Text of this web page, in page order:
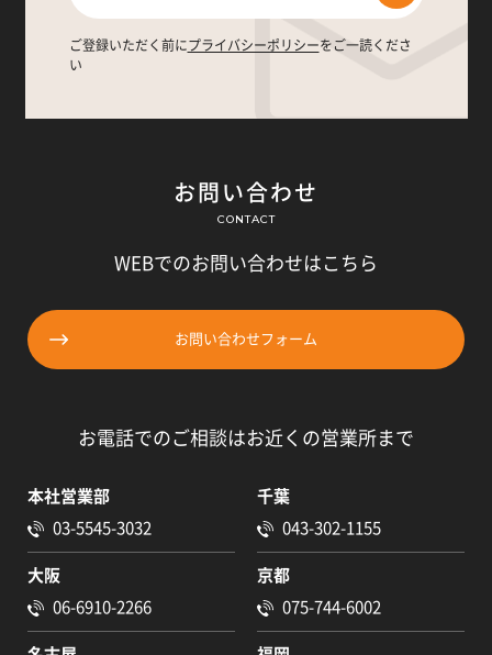
ご登録いただく前にプライバシーポリシーをご一読くださ
い
お問い合わせ
CONTACT
お電話でのご相談はお近くの営業所まで
本社営業部
03-5545-3032
千葉
043-302-1155
大阪
06-6910-2266
京都
075-744-6002
WEBでのお問い合わせはこちら
お問い合わせフォーム